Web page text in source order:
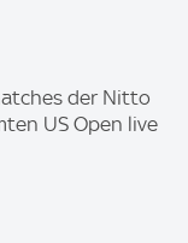
der Nitto
US Open live